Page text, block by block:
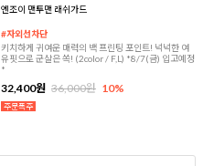
엔조이 맨투맨 래쉬가드
#자외선차단
키치하게 귀여운 매력의 백 프린팅 포인트! 넉넉한 여
유핏으로 군살은 쏙! (2color / F,L) *8/7(금) 입고예정
*
32,400원 36,000원 10%